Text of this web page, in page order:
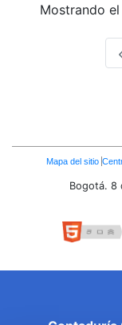
Mostrando
Enlaces
Inferiores
Mapa del sitio
Bogotá. 8